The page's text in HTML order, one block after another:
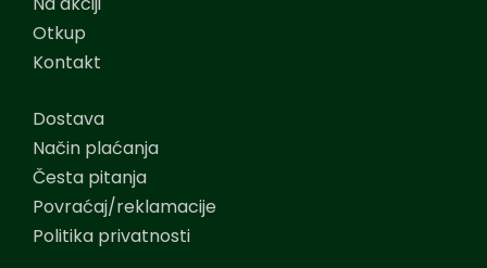
Otkup
Kontakt
Dostava
Način plaćanja
Česta pitanja
Povraćaj/reklamacije
Politika privatnosti